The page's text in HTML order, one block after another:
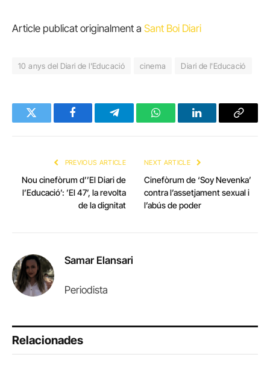
Article publicat originalment a Sant Boi Diari
10 anys del Diari de l'Educació cinema Diari de l'Educació
Twitter FacebookTelegramWhatsAppLinkedInCopy
PREVIOUS ARTICLE
Nou cinefòrum d’’El Diari de
l’Educació’: ’El 47’, la revolta
de la dignitat
NEXT ARTICLE
Cinefòrum de ‘Soy Nevenka’
contra l’assetjament sexual i
l’abús de poder
Samar Elansari
Periodista
Relacionades